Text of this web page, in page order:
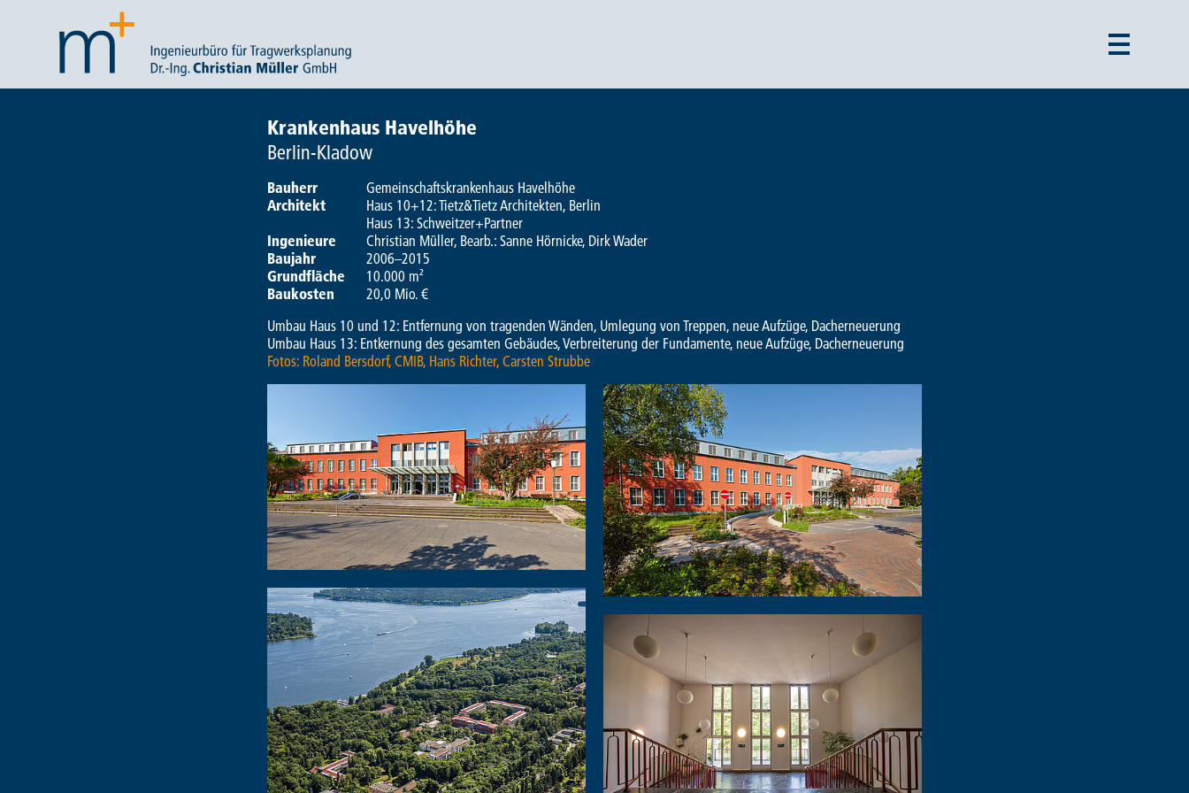
Krankenhaus Havelhöhe
Berlin-Kladow
Bauherr Gemeinschaftskrankenhaus Havelhöhe
Architekt
Haus 10+12: Tietz&Tietz Architekten, Berlin
Haus 13: Schweitzer+Partner
Ingenieure Christian Müller, Bearb.: Sanne Hörnicke, Dirk Wader
Baujahr 2006–2015
Grundfläche 10.000 m²
Baukosten
20,0 Mio. €
Umbau Haus 10 und 12: Entfernung von tragenden Wänden, Umlegung von Treppen, neue Aufzüge, Dacherneuerung
Umbau Haus 13: Entkernung des gesamten Gebäudes, Verbreiterung der Fundamente, neue Aufzüge, Dacherneuerung
Fotos: Roland Bersdorf, CMIB, Hans Richter, Carsten Strubbe